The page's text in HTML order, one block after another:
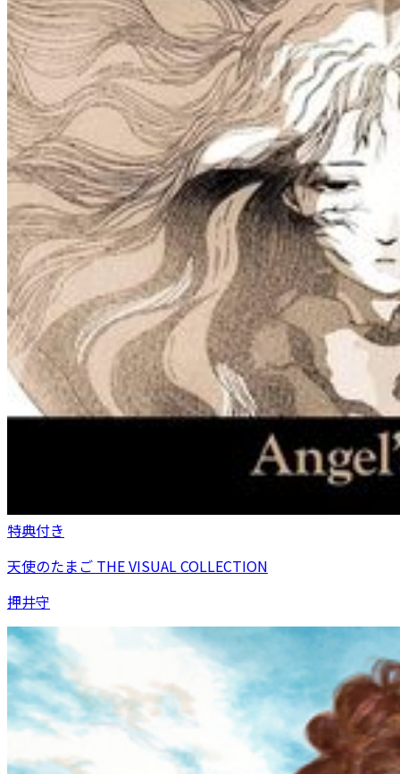
特典付き
天使のたまご THE VISUAL COLLECTION
押井守